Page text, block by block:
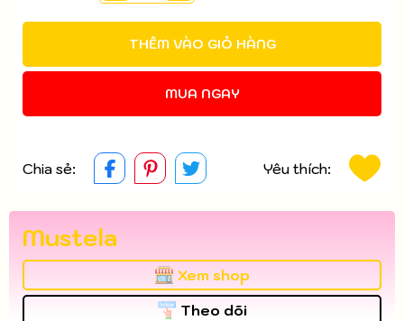
THÊM VÀO GIỎ HÀNG
MUA NGAY
Chia sẻ: Yêu thích:
Mustela
Xem shop
Theo dõi